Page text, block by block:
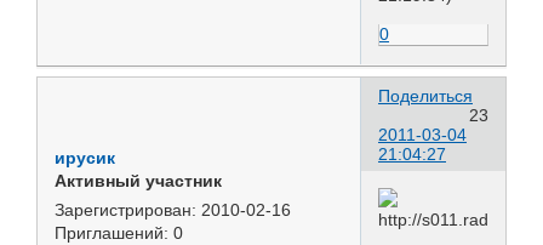
0
Поделиться
23
2011-03-04
21:04:27
ирусик
Активный участник
Зарегистрирован: 2010-02-16
Приглашений: 0